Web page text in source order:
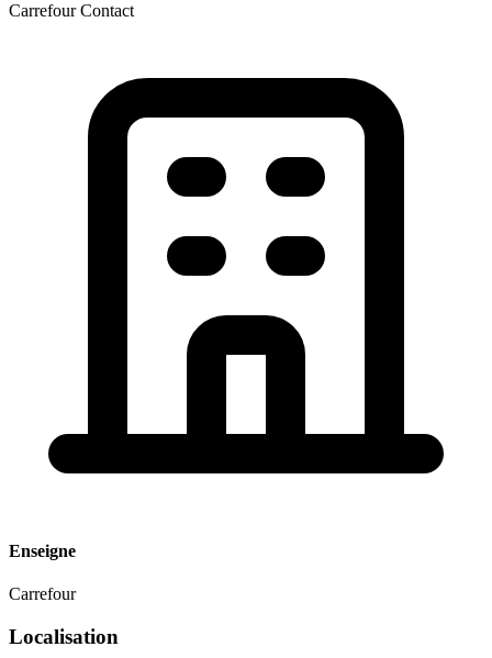
Carrefour Contact
Enseigne
Carrefour
Localisation